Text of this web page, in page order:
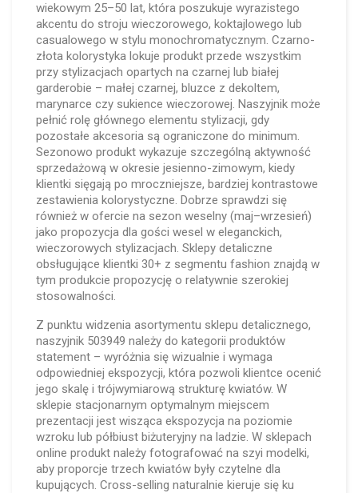
wiekowym 25–50 lat, która poszukuje wyrazistego
akcentu do stroju wieczorowego, koktajlowego lub
casualowego w stylu monochromatycznym. Czarno-
złota kolorystyka lokuje produkt przede wszystkim
przy stylizacjach opartych na czarnej lub białej
garderobie – małej czarnej, bluzce z dekoltem,
marynarce czy sukience wieczorowej. Naszyjnik może
pełnić rolę głównego elementu stylizacji, gdy
pozostałe akcesoria są ograniczone do minimum.
Sezonowo produkt wykazuje szczególną aktywność
sprzedażową w okresie jesienno-zimowym, kiedy
klientki sięgają po mroczniejsze, bardziej kontrastowe
zestawienia kolorystyczne. Dobrze sprawdzi się
również w ofercie na sezon weselny (maj–wrzesień)
jako propozycja dla gości wesel w eleganckich,
wieczorowych stylizacjach. Sklepy detaliczne
obsługujące klientki 30+ z segmentu fashion znajdą w
tym produkcie propozycję o relatywnie szerokiej
stosowalności.
Z punktu widzenia asortymentu sklepu detalicznego,
naszyjnik 503949 należy do kategorii produktów
statement – wyróżnia się wizualnie i wymaga
odpowiedniej ekspozycji, która pozwoli klientce ocenić
jego skalę i trójwymiarową strukturę kwiatów. W
sklepie stacjonarnym optymalnym miejscem
prezentacji jest wisząca ekspozycja na poziomie
wzroku lub półbiust biżuteryjny na ladzie. W sklepach
online produkt należy fotografować na szyi modelki,
aby proporcje trzech kwiatów były czytelne dla
kupujących. Cross-selling naturalnie kieruje się ku